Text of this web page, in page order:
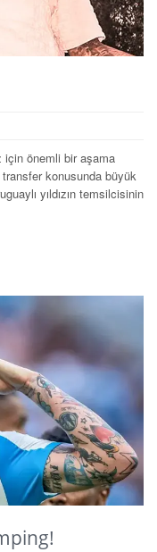
için önemli bir aşama
konusunda büyük
yıldızın temsilcisinin